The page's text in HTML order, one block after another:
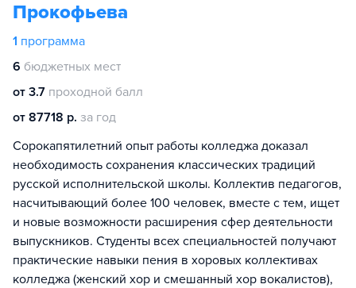
Прокофьева
1 программа
6 бюджетных мест
от 3.7 проходной балл
от 87718 р. за год
Сорокапятилетний опыт работы колледжа доказал
необходимость сохранения классических традиций
русской исполнительской школы. Коллектив педагогов,
насчитывающий более 100 человек, вместе с тем, ищет
и новые возможности расширения сфер деятельности
выпускников. Студенты всех специальностей получают
практические навыки пения в хоровых коллективах
колледжа (женский хор и смешанный хор вокалистов),